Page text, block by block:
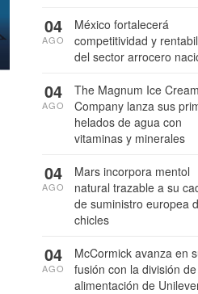
México fortalecerá
competitividad y
del sector arrocero
04
AGO
The Magnum Ice Cream
Company lanza sus
helados de agua con
vitaminas y minerales
04
AGO
Mars incorpora mentol
natural trazable a su
de suministro europea
chicles
04
AGO
McCormick avanza en
fusión con la división de
alimentación de
04
AGO